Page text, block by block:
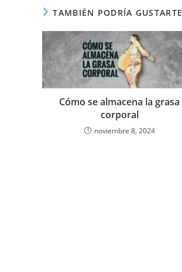
TAMBIÉN PODRÍA GUSTARTE
Cómo se almacena la grasa
corporal
noviembre 8, 2024